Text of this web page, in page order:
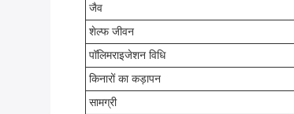
जैव
शेल्फ जीवन
पॉलिमराइजेशन विधि
किनारों का कड़ापन
सामग्री